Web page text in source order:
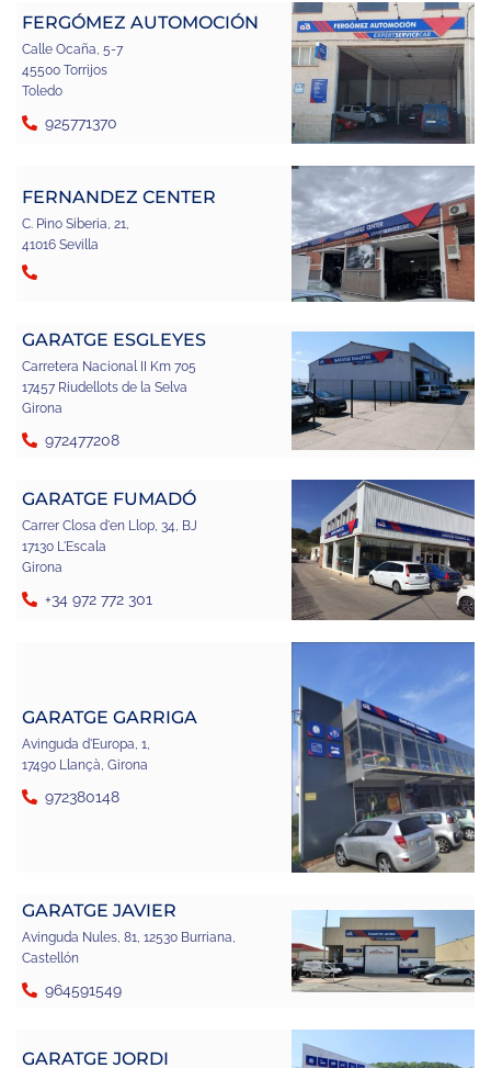
FERGÓMEZ AUTOMOCIÓN
Calle Ocaña, 5-7
45500 Torrijos
Toledo
925771370
FERNANDEZ CENTER
C. Pino Siberia, 21,
41016 Sevilla
GARATGE ESGLEYES
Carretera Nacional II Km 705
17457 Riudellots de la Selva
Girona
972477208
GARATGE FUMADÓ
Carrer Closa d'en Llop, 34, BJ
17130 L'Escala
Girona
+34 972 772 301
GARATGE GARRIGA
Avinguda d'Europa, 1,
17490 Llançà, Girona
972380148
GARATGE JAVIER
Avinguda Nules, 81, 12530 Burriana,
Castellón
964591549
GARATGE JORDI